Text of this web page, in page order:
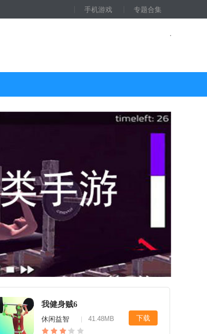
手机游戏 专题合集
我健身贼6
休闲益智 41.48MB 下载